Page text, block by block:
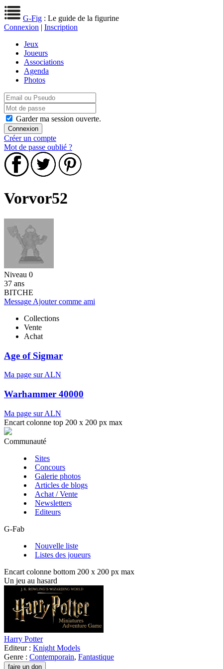
G-Fig : Le guide de la figurine
Connexion | Inscription
Jeux
Joueurs
Associations
Agenda
Photos
Garder ma session ouverte.
Créer un compte
Mot de passe oublié ?
Vorvor52
Niveau 0
37 ans
BITCHE
Message Ajouter comme ami
Collections
Vente
Achat
Age of Sigmar
Ma page sur ALN
Warhammer 40000
Ma page sur ALN
Encart colonne top 200 x 200 px max
Communauté
Sites
Concours
Galerie photos
Articles de blogs
Achat / Vente
Newsletters
Editeurs
G-Fab
Nouvelle liste
Listes des joueurs
Encart colonne bottom 200 x 200 px max
Un jeu au hasard
Harry Potter
Editeur : Knight Models
Genre : Contemporain, Fantastique